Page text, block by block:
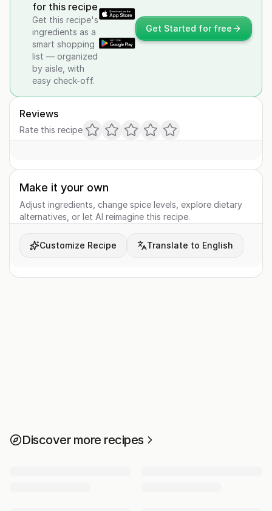
for this recipe
Get this recipe's
ingredients as a
smart shopping
list — organized
by aisle, with
easy check-off.
Get Started for free
Reviews
Rate this recipe
Make it your own
Adjust ingredients, change spice levels, explore dietary
alternatives, or let AI reimagine this recipe.
Customize Recipe Translate to English
Discover more recipes